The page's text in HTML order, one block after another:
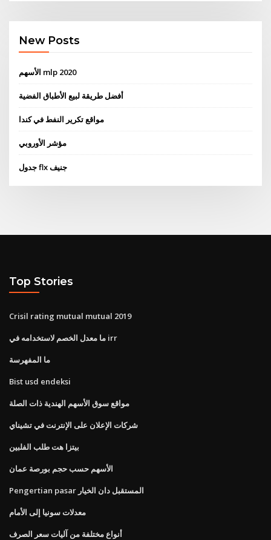
New Posts
الأسهم mlp 2020
أفضل طريقة لبيع الأطباق الفضية
مواقع تكرير النفط في كندا
مؤشر الأوروبي
جدول flx جنيف
Top Stories
Crisil rating mutual mutual 2019
ما معدل الخصم لاستخدامه في irr
ما المفهرسة
Bist usd endeksi
مواقع سوق الأسهم الهندية ذات الصلة
شركات الإعلان على الإنترنت في تشيناي
بيتزا هت طلب الفلبين
الأسهم حسب حجم بورصة عمان
Pengertian pasar المستقبل دان الخيار
معدلات سونيا إلى الأمام
أنواع مختلفة من آليات سعر الصرف